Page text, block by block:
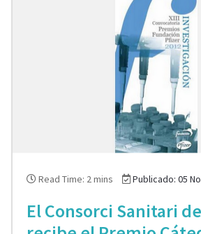
Read Time: 2 mins Publicado: 05
El Consorci Sanitari